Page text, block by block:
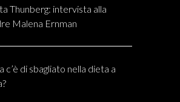
Thunberg: intervista alla
Malena Ernman
c’è di sbagliato nella dieta a